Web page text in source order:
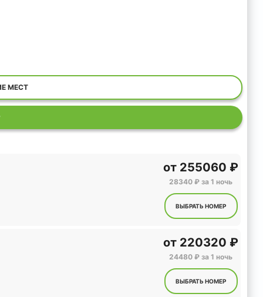
МЕСТ
от 255060 ₽
28340 ₽ за 1 ночь
ВЫБРАТЬ НОМЕР
от 220320 ₽
24480 ₽ за 1 ночь
ВЫБРАТЬ НОМЕР